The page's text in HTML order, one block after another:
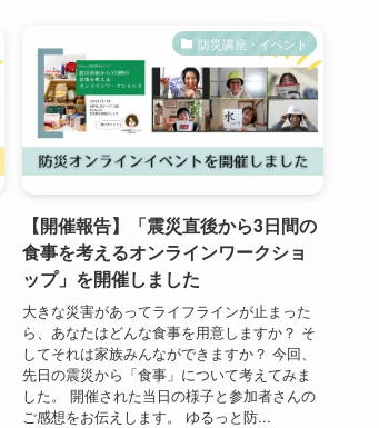
防災講座・イベント
【開催報告】「震災直後から3日間の
食事を考えるオンラインワークショ
ップ」を開催しました
大きな災害があってライフラインが止まった
ら、あなたはどんな食事を用意しますか？ そ
してそれは家族みんなができますか？ 今回、
先日の震災から「食事」について考えてみま
した。 開催された当日の様子と参加者さんの
ご感想をお伝えします。 ゆるっと防...